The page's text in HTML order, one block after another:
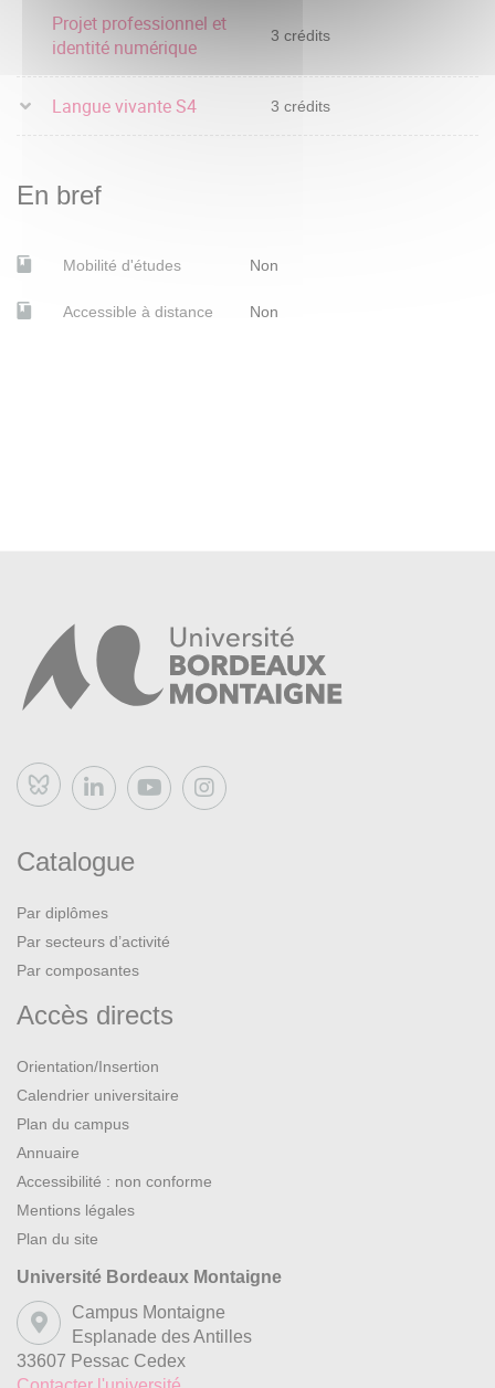
Projet professionnel et
identité numérique
3 crédits
Langue vivante S4 3 crédits
En bref
Mobilité d'études Non
Accessible à distance Non
Bluesky
Catalogue
Par diplômes
Par secteurs d’activité
Par composantes
Accès directs
Orientation/Insertion
Calendrier universitaire
Plan du campus
Annuaire
Accessibilité : non conforme
Mentions légales
Plan du site
Université Bordeaux Montaigne
Campus Montaigne
Esplanade des Antilles
33607 Pessac Cedex